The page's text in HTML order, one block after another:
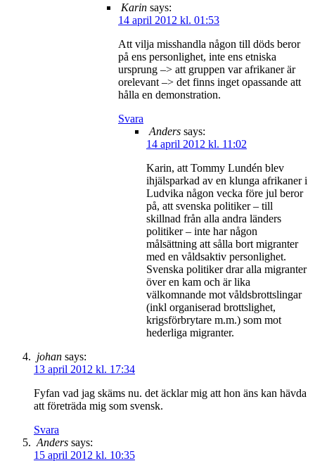
Karin says:
14 april 2012 kl. 01:53
Att vilja misshandla någon till döds beror
på ens personlighet, inte ens etniska
ursprung –> att gruppen var afrikaner är
orelevant –> det finns inget opassande att
hålla en demonstration.
Svara
Anders says:
14 april 2012 kl. 11:02
Karin, att Tommy Lundén blev
ihjälsparkad av en klunga afrikaner i
Ludvika någon vecka före jul beror
på, att svenska politiker – till
skillnad från alla andra länders
politiker – inte har någon
målsättning att sålla bort migranter
med en våldsaktiv personlighet.
Svenska politiker drar alla migranter
över en kam och är lika
välkomnande mot våldsbrottslingar
(inkl organiserad brottslighet,
krigsförbrytare m.m.) som mot
hederliga migranter.
johan says:
13 april 2012 kl. 17:34
Fyfan vad jag skäms nu. det äcklar mig att hon äns kan hävda
att företräda mig som svensk.
Svara
Anders says:
15 april 2012 kl. 10:35